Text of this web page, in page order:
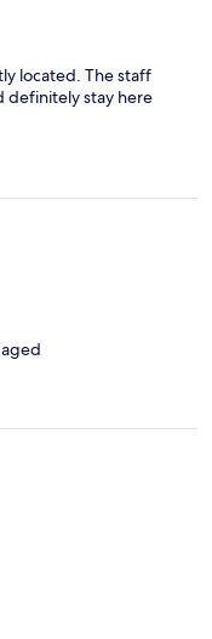
located. The staff
definitely stay here